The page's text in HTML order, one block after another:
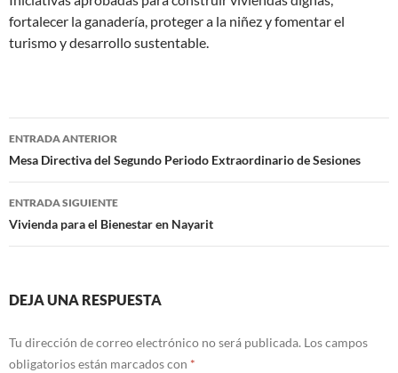
fortalecer la ganadería, proteger a la niñez y fomentar el
turismo y desarrollo sustentable.
Navegación
de
entradas
ENTRADA ANTERIOR
Mesa Directiva del Segundo Periodo Extraordinario de Sesiones
ENTRADA SIGUIENTE
Vivienda para el Bienestar en Nayarit
DEJA UNA RESPUESTA
Tu dirección de correo electrónico no será publicada. Los campos
obligatorios están marcados con *